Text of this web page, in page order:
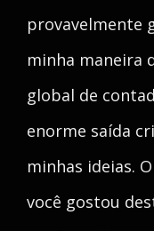
provavelmente
minha maneira
global de
enorme saída
minhas ideias.
você gostou